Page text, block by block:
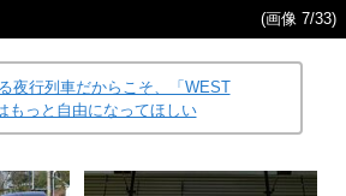
(画像 7/33)
夜行列車だからこそ、「WEST
もっと自由になってほしい